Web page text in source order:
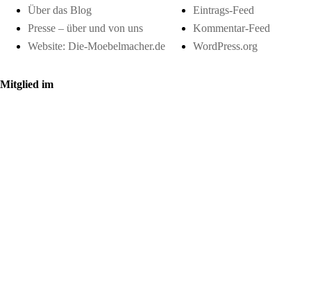
Über das Blog
Presse – über und von uns
Website: Die-Moebelmacher.de
Eintrags-Feed
Kommentar-Feed
WordPress.org
Mitglied im